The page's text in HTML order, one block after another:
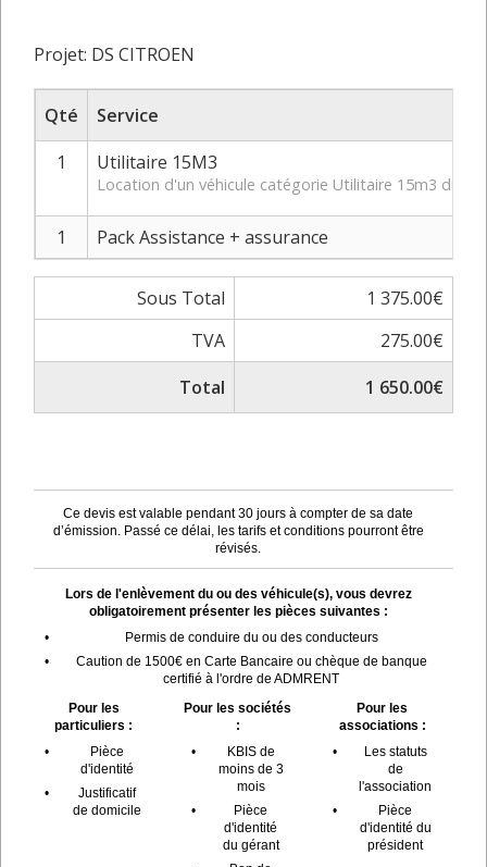
Projet: DS CITROEN
Qté
Service
1
Utilitaire 15M3
Location d'un véhicule catégorie Utilitaire 15m3 du
1 Pack Assistance + assurance
Sous Total
1 375.00€
TVA
275.00€
Total
1 650.00€
Ce devis est valable pendant 30 jours à compter de sa date
d’émission. Passé ce délai, les tarifs et conditions pourront être
révisés.
Lors de l'enlèvement du ou des véhicule(s), vous devrez
obligatoirement présenter les pièces suivantes :
•
Permis de conduire du ou des conducteurs
•
Caution de 1500€ en Carte Bancaire ou chèque de banque
certifié à l'ordre de ADMRENT
Pour les
particuliers :
•
Pièce
d'identité
•
Justificatif
de domicile
Pour les sociétés
:
•
KBIS de
moins de 3
mois
•
Pièce
d'identité
du gérant
Pour les
associations :
•
Les statuts
de
l'association
•
Pièce
d'identité du
président